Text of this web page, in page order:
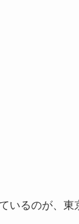
いるのが、東